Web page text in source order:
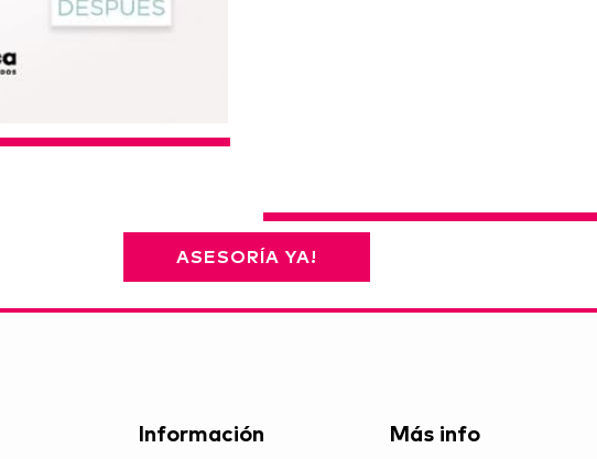
ASESORÍA YA!
Información Más info